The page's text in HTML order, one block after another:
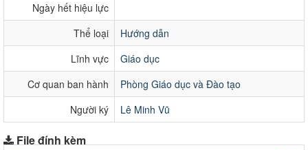
Ngày hết hiệu lực
Thể loại
Hướng dẫn
Lĩnh vực
Giáo dục
Cơ quan ban hành
Phòng Giáo dục và Đào tạo
Người ký
Lê Minh Vũ
File đính kèm